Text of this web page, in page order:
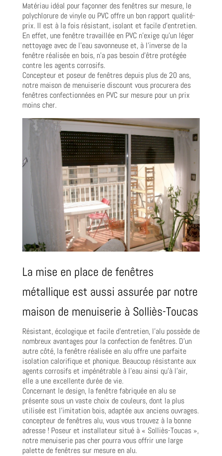
Matériau idéal pour façonner des fenêtres sur mesure, le
polychlorure de vinyle ou PVC offre un bon rapport qualité-
prix. Il est à la fois résistant, isolant et facile d’entretien.
En effet, une fenêtre travaillée en PVC n’exige qu’un léger
nettoyage avec de l’eau savonneuse et, à l’inverse de la
fenêtre réalisée en bois, n’a pas besoin d’être protégée
contre les agents corrosifs.
Concepteur et poseur de fenêtres depuis plus de 20 ans,
notre maison de menuiserie discount vous procurera des
fenêtres confectionnées en PVC sur mesure pour un prix
moins cher.
La mise en place de fenêtres
métallique est aussi assurée par notre
maison de menuiserie à Solliès-Toucas
Résistant, écologique et facile d’entretien, l’alu possède de
nombreux avantages pour la confection de fenêtres. D’un
autre côté, la fenêtre réalisée en alu offre une parfaite
isolation calorifique et phonique. Beaucoup résistante aux
agents corrosifs et impénétrable à l’eau ainsi qu’à l’air,
elle a une excellente durée de vie.
Concernant le design, la fenêtre fabriquée en alu se
présente sous un vaste choix de couleurs, dont la plus
utilisée est l’imitation bois, adaptée aux anciens ouvrages.
concepteur de fenêtres alu, vous vous trouvez à la bonne
adresse ! Poseur et installateur situé à « Solliès-Toucas »,
notre menuiserie pas cher pourra vous offrir une large
palette de fenêtres sur mesure en alu.